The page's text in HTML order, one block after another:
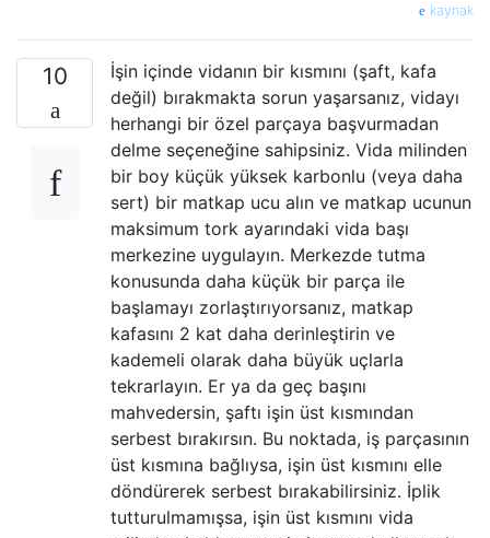
kaynak
10
İşin içinde vidanın bir kısmını (şaft, kafa
değil) bırakmakta sorun yaşarsanız, vidayı
herhangi bir özel parçaya başvurmadan
delme seçeneğine sahipsiniz. Vida milinden
bir boy küçük yüksek karbonlu (veya daha
sert) bir matkap ucu alın ve matkap ucunun
maksimum tork ayarındaki vida başı
merkezine uygulayın. Merkezde tutma
konusunda daha küçük bir parça ile
başlamayı zorlaştırıyorsanız, matkap
kafasını 2 kat daha derinleştirin ve
kademeli olarak daha büyük uçlarla
tekrarlayın. Er ya da geç başını
mahvedersin, şaftı işin üst kısmından
serbest bırakırsın. Bu noktada, iş parçasının
üst kısmına bağlıysa, işin üst kısmını elle
döndürerek serbest bırakabilirsiniz. İplik
tutturulmamışsa, işin üst kısmını vida